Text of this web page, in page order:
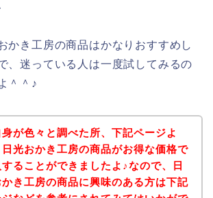
かき工房の商品はかなりおすすめし
、迷っている人は一度試してみるの
＾＾♪
が色々と調べた所、下記ページよ
日光おかき工房の商品がお得な価格で
ることができましたよ♪なので、日
き工房の商品に興味のある方は下記